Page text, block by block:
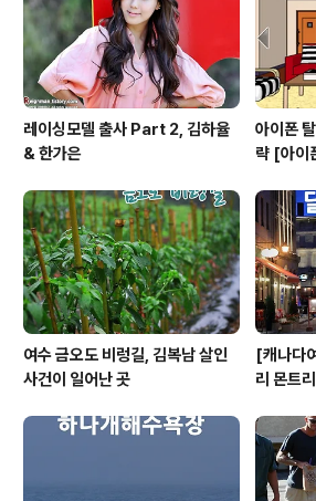
색으로 만든 것 같아요. 암튼 유니세프 로고가 새겨진
폼을 입고 뛰는 바르셀로나 선수들..
레이싱모델 출사 Part 2, 김하율
& 한가은
아이폰
략 [아이
여수 금오도 비렁길, 김복남 살인
사건이 일어난 곳
[캐나다
리 몬트